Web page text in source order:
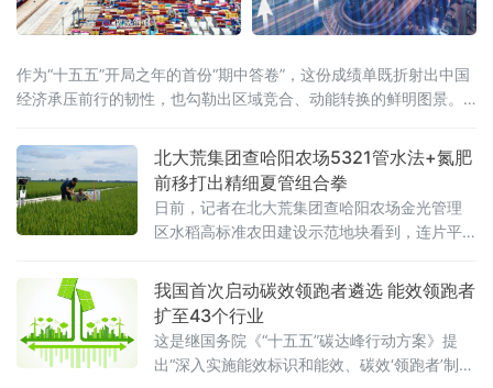
作为“十五五”开局之年的首份“期中答卷”，这份成绩单既折射出中国
经济承压前行的韧性，也勾勒出区域竞合、动能转换的鲜明图景。
示，上半年国内生产总值达69.6万亿元，同比增长4.7%。从增量
看，上半年GDP较去年同期增长3.6万亿元，为近五年
北大荒集团查哈阳农场5321管水法+氮肥
前移打出精细夏管组合拳
日前，记者在北大荒集团查哈阳农场金光管理
区水稻高标准农田建设示范地块看到，连片平
健壮。管理区工作人员正穿梭于田间，按照拔
节孕穗期“5321”管水法要求，开展控水作业。
我国首次启动碳效领跑者遴选 能效领跑者
扩至43个行业
这是继国务院《“十五五”碳达峰行动方案》提
出“深入实施能效标识和能效、碳效‘领跑者’制